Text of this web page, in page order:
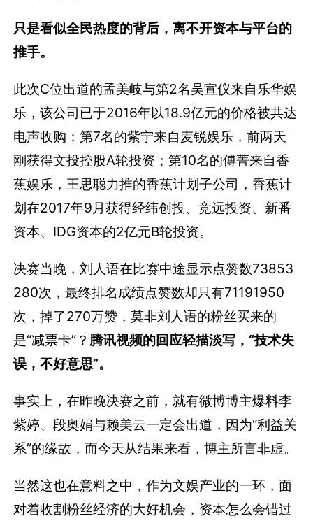
只是看似全民热度的背后，离不开资本与平台的
推手。
此次C位出道的孟美岐与第2名吴宣仪来自乐华娱
乐，该公司已于2016年以18.9亿元的价格被共达
电声收购；第7名的紫宁来自麦锐娱乐，前两天
刚获得文投控股A轮投资；第10名的傅菁来自香
蕉娱乐，王思聪力推的香蕉计划子公司，香蕉计
划在2017年9月获得经纬创投、竞远投资、新番
资本、IDG资本的2亿元B轮投资。
决赛当晚，刘人语在比赛中途显示点赞数73853
280次，最终排名成绩点赞数却只有71191950
次，掉了270万赞，莫非刘人语的粉丝买来的
是“减票卡”？ 腾讯视频的回应轻描淡写，“技术失
误，不好意思”。
事实上，在昨晚决赛之前，就有微博博主爆料李
紫婷、段奥娟与赖美云一定会出道，因为“利益关
系”的缘故，而今天从结果来看，博主所言非虚。
当然这也在意料之中，作为文娱产业的一环，面
对着收割粉丝经济的大好机会，资本怎么会错过